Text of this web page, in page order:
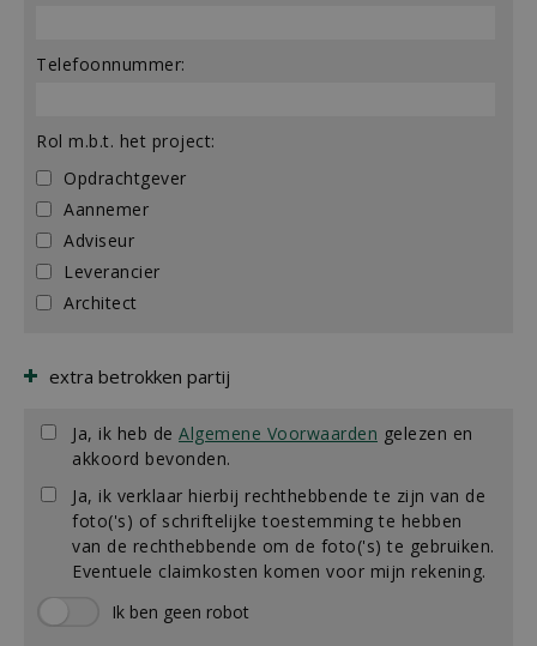
Telefoonnummer:
Rol m.b.t. het project:
Opdrachtgever
Aannemer
Adviseur
Leverancier
Architect
extra betrokken partij
Ja, ik heb de Algemene Voorwaarden gelezen en
akkoord bevonden.
Ja, ik verklaar hierbij rechthebbende te zijn van de
foto('s) of schriftelijke toestemming te hebben
van de rechthebbende om de foto('s) te gebruiken.
Eventuele claimkosten komen voor mijn rekening.